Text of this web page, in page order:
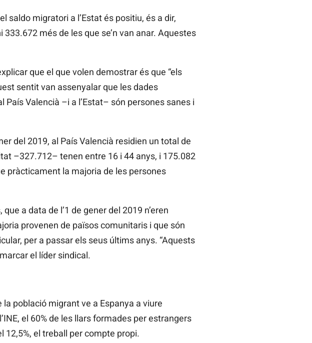
saldo migratori a l’Estat és positiu, és a dir,
més de les que se’n van anar. Aquestes
que el que volen demostrar és que “els
sentit van assenyalar que les dades
Valencià –i a l’Estat– són persones sanes i
del 2019, al País Valencià residien un total de
–327.712– tenen entre 16 i 44 anys, i 175.082
pràcticament la majoria de les persones
a data de l’1 de gener del 2019 n’eren
provenen de països comunitaris i que són
per a passar els seus últims anys. “Aquests
el líder sindical.
població migrant ve a Espanya a viure
el 60% de les llars formades per estrangers
12,5%, el treball per compte propi.